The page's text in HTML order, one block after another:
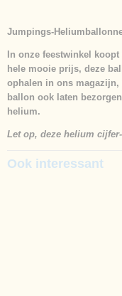
Jumpings-
In onze feestwinkel
hele mooie prijs, deze
ophalen in ons
ballon ook laten
helium.
Let op, deze helium
Ook interessant